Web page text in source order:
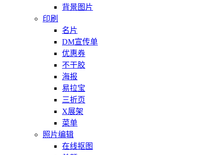
背景图片
印刷
名片
DM宣传单
优惠券
不干胶
海报
易拉宝
三折页
X展架
菜单
照片编辑
在线抠图